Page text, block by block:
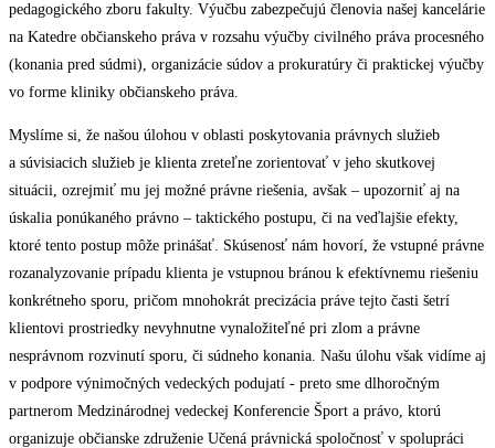
pedagogického zboru fakulty. Výučbu zabezpečujú členovia našej kancelárie
na Katedre občianskeho práva v rozsahu výučby civilného práva procesného
(konania pred súdmi), organizácie súdov a prokuratúry či praktickej výučby
vo forme kliniky občianskeho práva.
Myslíme si, že našou úlohou v oblasti poskytovania právnych služieb
a súvisiacich služieb je klienta zreteľne zorientovať v jeho skutkovej
situácii, ozrejmiť mu jej možné právne riešenia, avšak – upozorniť aj na
úskalia ponúkaného právno – taktického postupu, či na veďlajšie efekty,
ktoré tento postup môže prinášať. Skúsenosť nám hovorí, že vstupné právne
rozanalyzovanie prípadu klienta je vstupnou bránou k efektívnemu riešeniu
konkrétneho sporu, pričom mnohokrát precizácia práve tejto časti šetrí
klientovi prostriedky nevyhnutne vynaložiteľné pri zlom a právne
nesprávnom rozvinutí sporu, či súdneho konania. Našu úlohu však vidíme aj
v podpore výnimočných vedeckých podujatí - preto sme dlhoročným
partnerom Medzinárodnej vedeckej Konferencie Šport a právo, ktorú
organizuje občianske združenie Učená právnická spoločnosť v spolupráci